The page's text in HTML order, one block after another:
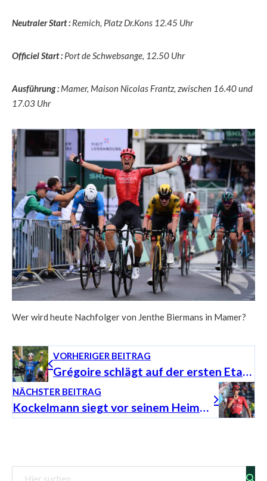
Neutraler Start :Remich, Platz Dr.Kons 12.45 Uhr
Officiel Start :Port de Schwebsange, 12.50 Uhr
Ausführung :Mamer, Maison Nicolas Frantz, zwischen 16.40 und
17.03 Uhr
Wer wird heute Nachfolger von Jenthe Biermans in Mamer?
VORHERIGER BEITRAG
Grégoire schlägt auf der ersten Etappe hart zu
NÄCHSTER BEITRAG
Kockelmann siegt vor seinem Heimpublikum